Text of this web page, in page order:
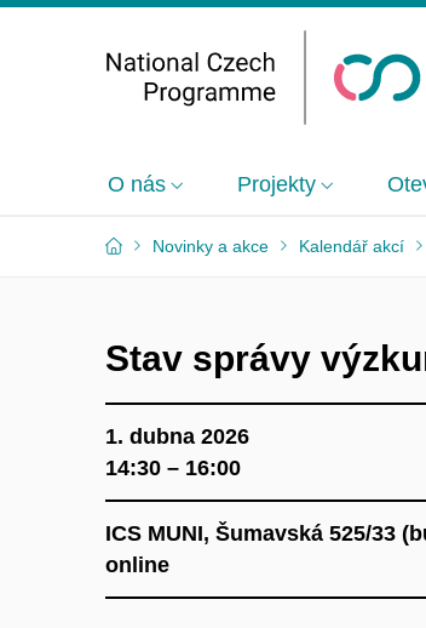
O nás Projekty
Novinky a akce Kalendář akcí
Stav správy
1. dubna 2026
14:30 – 16:00
ICS MUNI, Šumavská 525/33
online